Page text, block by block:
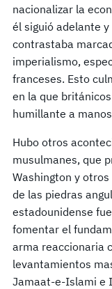
nacionalizar la
él siguió adelante y
contrastaba
imperialismo,
franceses. Esto
en la que
humillante a
Hubo otros
musulmanes, que
Washington y
de las piedras
estadounidense
fomentar el
arma reaccionaria
levantamientos
Jamaat-e-Islami e